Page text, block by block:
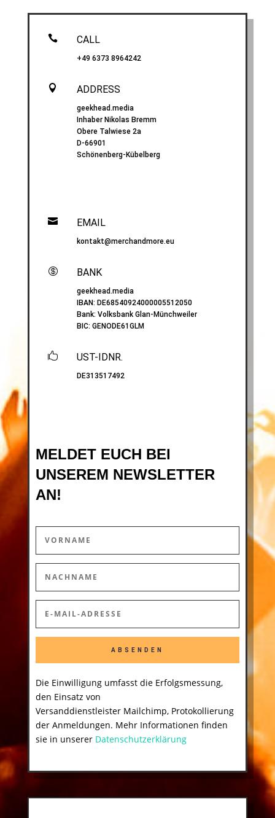
 CALL
+49 6373 8964242
 ADDRESS
geekhead.media
Inhaber Nikolas Bremm
Obere Talwiese 2a
D-66901
Schönenberg-Kübelberg
 EMAIL
kontakt@merchandmore.eu
 BANK
geekhead.media
IBAN: DE68540924000005512050
Bank: Volksbank Glan-Münchweiler
BIC: GENODE61GLM
 UST-IDNR.
DE313517492
MELDET EUCH BEI
UNSEREM NEWSLETTER
AN!
ABSENDEN
Die Einwilligung umfasst die Erfolgsmessung,
den Einsatz von
Versanddienstleister Mailchimp, Protokollierung
der Anmeldungen. Mehr Informationen finden
sie in unserer Datenschutzerklärung